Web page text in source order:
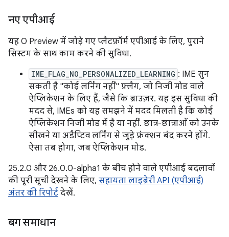
नए एपीआई
यह O Preview में जोड़े गए प्लैटफ़ॉर्म एपीआई के लिए, पुराने
सिस्टम के साथ काम करने की सुविधा.
IME_FLAG_NO_PERSONALIZED_LEARNING : IME सुन
सकती है "कोई लर्निंग नहीं" फ़्लैग, जो निजी मोड वाले
ऐप्लिकेशन के लिए हैं, जैसे कि ब्राउज़र. यह इस सुविधा की
मदद से, IMEs को यह समझने में मदद मिलती है कि कोई
ऐप्लिकेशन निजी मोड में है या नहीं. छात्र-छात्राओं को उनके
सीखने या अडैप्टिव लर्निंग से जुड़े फ़ंक्शन बंद करने होंगे.
ऐसा तब होगा, जब ऐप्लिकेशन मोड.
25.2.0 और 26.0.0-alpha1 के बीच होने वाले एपीआई बदलावों
की पूरी सूची देखने के लिए, सहायता लाइब्रेरी API (एपीआई)
अंतर की रिपोर्ट देखें.
बग समाधान